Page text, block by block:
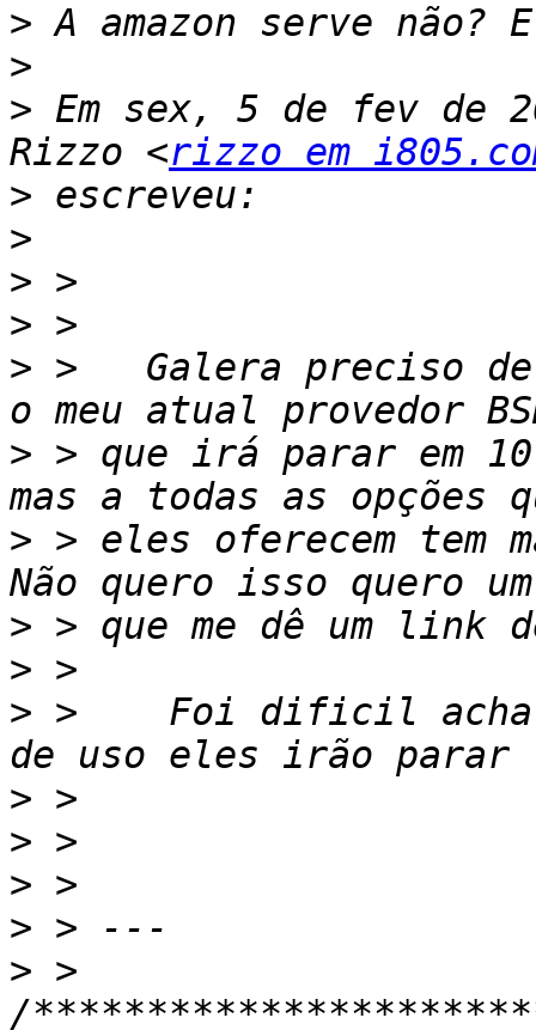
>
>
> Em sex, 5 de fev de
Rizzo <rizzo em
>
>
>
>
> >   Galera preciso
> > que irá parar em
> > eles oferecem tem
>
>
> >    Foi dificil achar
>
>
>
>
> >